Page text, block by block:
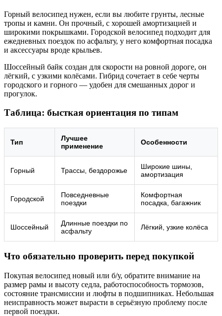
Горный велосипед нужен, если вы любите грунты, лесные
тропы и камни. Он прочный, с хорошей амортизацией и
широкими покрышками. Городской велосипед подходит для
ежедневных поездок по асфальту, у него комфортная посадка
и аксессуары вроде крыльев.
Шоссейный байк создан для скорости на ровной дороге, он
лёгкий, с узкими колёсами. Гибрид сочетает в себе черты
городского и горного — удобен для смешанных дорог и
прогулок.
Таблица: бысткая ориентация по типам
Тип
Лучшее
применение
Особенности
Горный Трассы, бездорожье
Широкие шины,
амортизация
Городской
Повседневные
поездки
Комфортная
посадка, багажник
Шоссейный
Длинные поездки по
асфальту
Лёгкий, узкие колёса
Что обязательно проверить перед покупкой
Покупая велосипед новый или б/у, обратите внимание на
размер рамы и высоту седла, работоспособность тормозов,
состояние трансмиссии и люфты в подшипниках. Небольшая
неисправность может вырасти в серьёзную проблему после
первой поездки.